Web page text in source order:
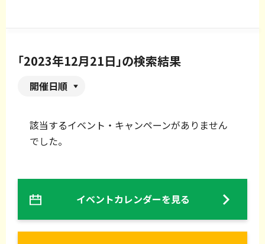
「2023年12月21日」の検索結果
開催日順
該当するイベント・キャンペーンがありません
でした。
イベントカレンダーを見る